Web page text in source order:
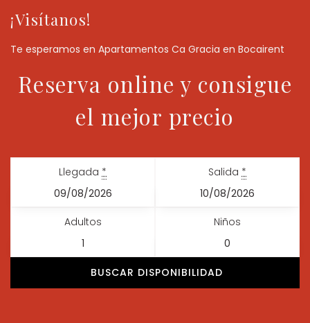
¡Visítanos!
Te esperamos en Apartamentos Ca Gracia en Bocairent
Reserva online y consigue
el mejor precio
Llegada * Salida *
Adultos Niños